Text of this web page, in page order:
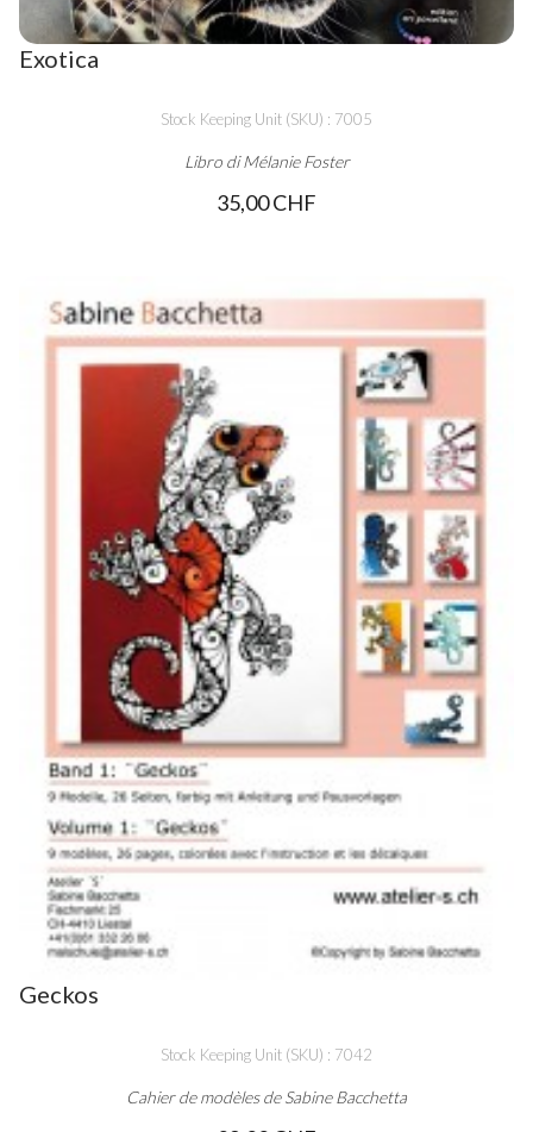
Exotica
Stock Keeping Unit (SKU) : 7005
Libro di Mélanie Foster
35,00 CHF
Geckos
Stock Keeping Unit (SKU) : 7042
Cahier de modèles de Sabine Bacchetta